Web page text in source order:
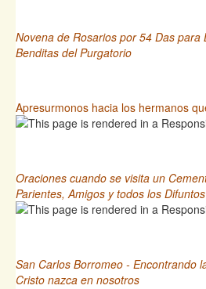
Novena de Rosarios por 54 Das para
Benditas del Purgatorio
Apresurmonos hacia los hermanos
Oraciones cuando se visita un
Parientes, Amigos y todos los Difuntos
San Carlos Borromeo - Encontrando
Cristo nazca en nosotros